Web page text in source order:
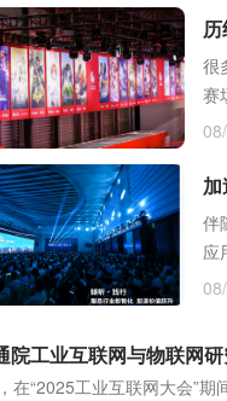
很
赛
伴
应
院工业互联网与物联网
在“2025工业互联网大会”